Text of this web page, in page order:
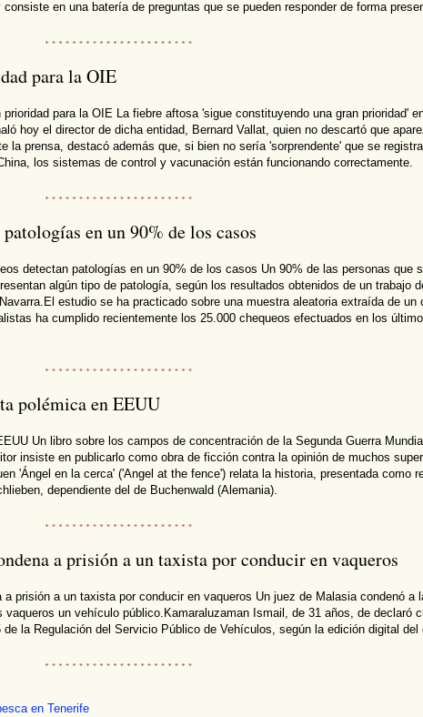
en una batería de preguntas que se pueden responder de forma
para la OIE
para la OIE La fiebre aftosa 'sigue constituyendo una gran prioridad'
hoy el director de dicha entidad, Bernard Vallat, quien no descartó que
la prensa, destacó además que, si bien no sería 'sorprendente' que se
los sistemas de control y vacunación están funcionando correctamente.
en un 90% de los casos
detectan patologías en un 90% de los casos Un 90% de las personas que
algún tipo de patología, según los resultados obtenidos de un trabajo
estudio se ha practicado sobre una muestra aleatoria extraída de un
ha cumplido recientemente los 25.000 chequeos efectuados en los
polémica en EEUU
Un libro sobre los campos de concentración de la Segunda Guerra
insiste en publicarlo como obra de ficción contra la opinión de muchos
'Ángel en la cerca' ('Angel at the fence') relata la historia, presentada como
dependiente del de Buchenwald (Alemania).
a prisión a un taxista por conducir en vaqueros
prisión a un taxista por conducir en vaqueros Un juez de Malasia condenó a
un vehículo público.Kamaraluzaman Ismail, de 31 años, de declaró
la Regulación del Servicio Público de Vehículos, según la edición digital del
en Tenerife